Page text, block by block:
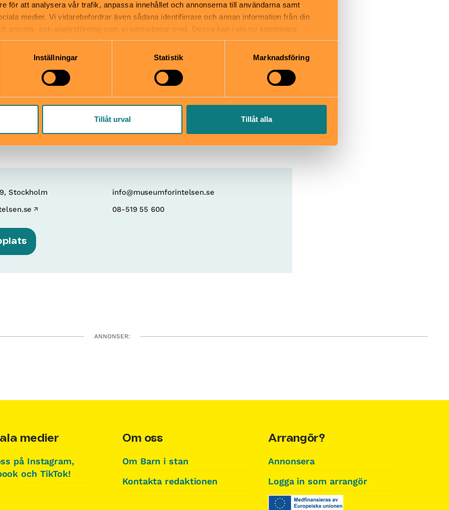
för att analysera vår trafik, anpassa innehållet och annonserna till användarna samt
medier. Vi vidarebefordrar även sådana identifierare och annan information från din
annons- och analysföretag som vi samarbetar med. Dessa kan i sin tur kombinera
som du har tillhandahållit eller som de har samlat in när du har använt deras tjänster.
Inställningar Statistik Marknadsföring
Tillåt urval Tillåt alla
Ordinarie: 90 kronor. Biljetten ger
därefter fri entré till museet i ett år.
T-banestation S:t Eriksplan, därefter ca
Stockholm
info@museumforintelsen.se
08-519 55 600
ANNONSER:
medier
på Instagram,
och TikTok!
Om oss
Om Barn i stan
Kontakta redaktionen
Arrangör?
Annonsera
Logga in som arrangör